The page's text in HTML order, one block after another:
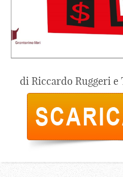
di Riccardo Ruggeri